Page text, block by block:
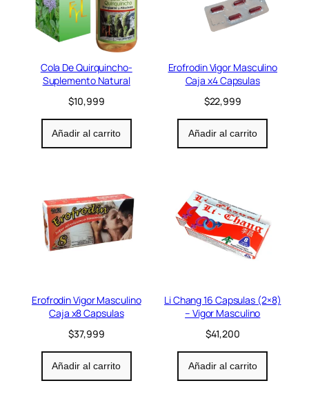
Cola De Quirquincho-
Suplemento Natural
$10,999
Añadir al carrito
Erofrodin Vigor Masculino
Caja x4 Capsulas
$22,999
Añadir al carrito
Erofrodin Vigor Masculino
Caja x8 Capsulas
$37,999
Añadir al carrito
Li Chang 16 Capsulas (2×8)
– Vigor Masculino
$41,200
Añadir al carrito